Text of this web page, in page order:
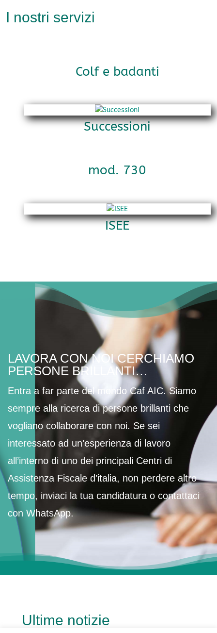
I nostri servizi
Colf e badanti
Successioni
mod. 730
ISEE
LAVORA CON NOI CERCHIAMO
PERSONE BRILLANTI…
Entra a far parte del mondo Caf AIC. Siamo
sempre alla ricerca di persone brillanti che
vogliano collaborare con noi. Se sei
interessato ad un’esperienza di lavoro
all’interno di uno dei principali Centri di
Assistenza Fiscale d’italia, non perdere altro
tempo, inviaci la tua candidatura o contattaci
con WhatsApp.
Ultime notizie